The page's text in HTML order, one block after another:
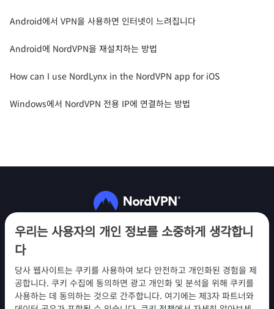
우리는 사용자의 개인 정보를 소중하게 생각합니
다
당사 웹사이트는 쿠키를 사용하여 보다 안전하고 개인화된 경험을 제
공합니다. 쿠키 수집에 동의하면 광고 개인화 및 분석을 위해 쿠키를
사용하는 데 동의하는 것으로 간주합니다. 여기에는 제3자 파트너와
Android에서 VPN을 사용하면 인터넷이 느려집니다
Android에 NordVPN을 재설치하는 방법
How can I use NordLynx in the NordVPN app for iOS
Windows에서 NordVPN 전용 IP에 연결하는 방법
NordVPN